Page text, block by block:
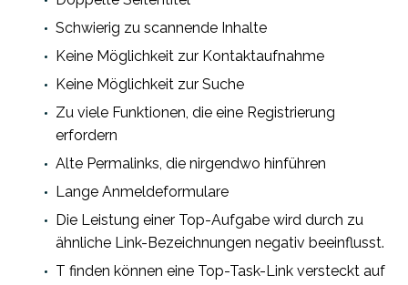
Schwierig zu scannende Inhalte
Keine Möglichkeit zur Kontaktaufnahme
Keine Möglichkeit zur Suche
Zu viele Funktionen, die eine Registrierung
erfordern
Alte Permalinks, die nirgendwo hinführen
Lange Anmeldeformulare
Die Leistung einer Top-Aufgabe wird durch zu
ähnliche Link-Bezeichnungen negativ beeinflusst.
T finden können eine Top-Task-Link versteckt auf